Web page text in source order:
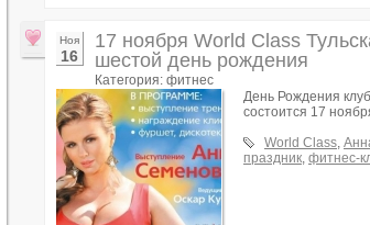
Ноя
16
17 ноября World Class
шестой день рождения
Категория: фитнес
День Рождения
состоится 17
World Class,
праздник, фитнес-